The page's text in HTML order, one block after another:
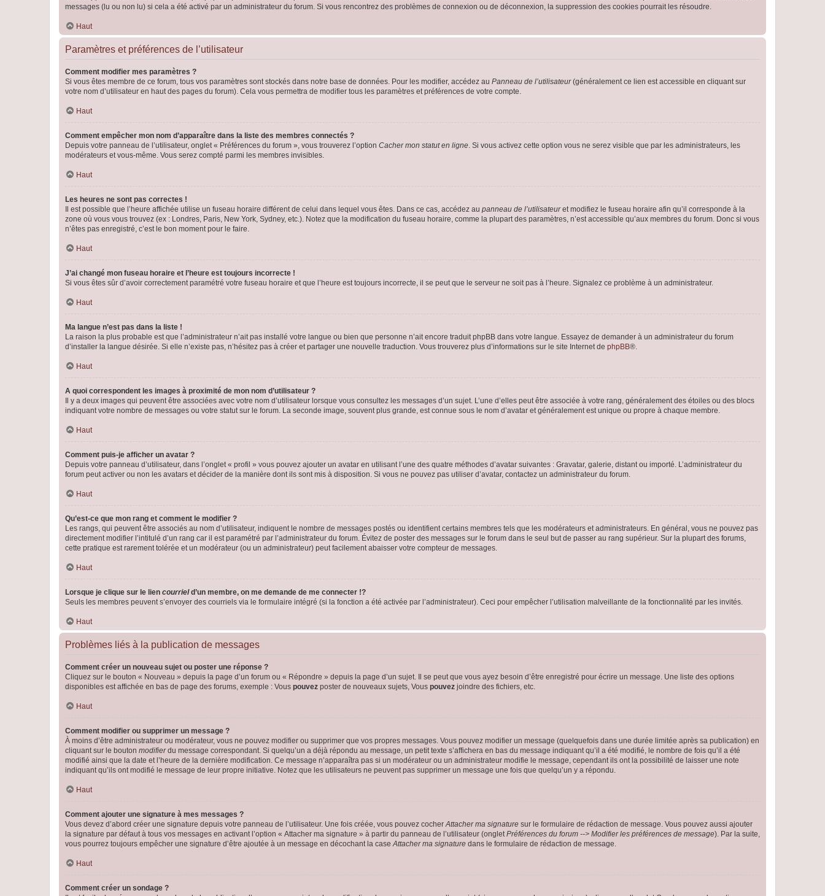
messages (lu ou non lu) si cela a été activé par un administrateur du forum. Si vous rencontrez des problèmes de connexion ou de déconnexion, la suppression des cookies pourrait les résoudre.
Haut
Paramètres et préférences de l’utilisateur
Comment modifier mes paramètres ?
Si vous êtes membre de ce forum, tous vos paramètres sont stockés dans notre base de données. Pour les modifier, accédez au Panneau de l’utilisateur(généralement ce lien est accessible en cliquant sur
votre nom d’utilisateur en haut des pages du forum). Cela vous permettra de modifier tous les paramètres et préférences de votre compte.
Haut
Comment empêcher mon nom d’apparaître dans la liste des membres connectés ?
Depuis votre panneau de l’utilisateur, onglet « Préférences du forum », vous trouverez l’option Cacher mon statut en ligne. Si vous activez cette option vous ne serez visible que par les administrateurs, les
modérateurs et vous-même. Vous serez compté parmi les membres invisibles.
Haut
Les heures ne sont pas correctes !
Il est possible que l’heure affichée utilise un fuseau horaire différent de celui dans lequel vous êtes. Dans ce cas, accédez au panneau de l’utilisateuret modifiez le fuseau horaire afin qu’il corresponde à la
zone où vous vous trouvez (ex : Londres, Paris, New York, Sydney, etc.). Notez que la modification du fuseau horaire, comme la plupart des paramètres, n’est accessible qu’aux membres du forum. Donc si vous
n’êtes pas enregistré, c’est le bon moment pour le faire.
Haut
J’ai changé mon fuseau horaire et l’heure est toujours incorrecte !
Si vous êtes sûr d’avoir correctement paramétré votre fuseau horaire et que l’heure est toujours incorrecte, il se peut que le serveur ne soit pas à l’heure. Signalez ce problème à un administrateur.
Haut
Ma langue n’est pas dans la liste !
La raison la plus probable est que l’administrateur n’ait pas installé votre langue ou bien que personne n’ait encore traduit phpBB dans votre langue. Essayez de demander à un administrateur du forum
d’installer la langue désirée. Si elle n’existe pas, n’hésitez pas à créer et partager une nouvelle traduction. Vous trouverez plus d’informations sur le site Internet de phpBB®.
Haut
A quoi correspondent les images à proximité de mon nom d’utilisateur ?
Il y a deux images qui peuvent être associées avec votre nom d’utilisateur lorsque vous consultez les messages d’un sujet. L’une d’elles peut être associée à votre rang, généralement des étoiles ou des blocs
indiquant votre nombre de messages ou votre statut sur le forum. La seconde image, souvent plus grande, est connue sous le nom d’avatar et généralement est unique ou propre à chaque membre.
Haut
Comment puis-je afficher un avatar ?
Depuis votre panneau d’utilisateur, dans l’onglet « profil » vous pouvez ajouter un avatar en utilisant l’une des quatre méthodes d’avatar suivantes : Gravatar, galerie, distant ou importé. L’administrateur du
forum peut activer ou non les avatars et décider de la manière dont ils sont mis à disposition. Si vous ne pouvez pas utiliser d’avatar, contactez un administrateur du forum.
Haut
Qu’est-ce que mon rang et comment le modifier ?
Les rangs, qui peuvent être associés au nom d’utilisateur, indiquent le nombre de messages postés ou identifient certains membres tels que les modérateurs et administrateurs. En général, vous ne pouvez pas
directement modifier l’intitulé d’un rang car il est paramétré par l’administrateur du forum. Évitez de poster des messages sur le forum dans le seul but de passer au rang supérieur. Sur la plupart des forums,
cette pratique est rarement tolérée et un modérateur (ou un administrateur) peut facilement abaisser votre compteur de messages.
Haut
Lorsque je clique sur le lien courrield’un membre, on me demande de me connecter !?
Seuls les membres peuvent s’envoyer des courriels via le formulaire intégré (si la fonction a été activée par l’administrateur). Ceci pour empêcher l’utilisation malveillante de la fonctionnalité par les invités.
Haut
Problèmes liés à la publication de messages
Comment créer un nouveau sujet ou poster une réponse ?
Cliquez sur le bouton « Nouveau » depuis la page d’un forum ou « Répondre » depuis la page d’un sujet. Il se peut que vous ayez besoin d’être enregistré pour écrire un message. Une liste des options
disponibles est affichée en bas de page des forums, exemple : Vous pouvez poster de nouveaux sujets, Vous pouvez joindre des fichiers, etc.
Haut
Comment modifier ou supprimer un message ?
À moins d’être administrateur ou modérateur, vous ne pouvez modifier ou supprimer que vos propres messages. Vous pouvez modifier un message (quelquefois dans une durée limitée après sa publication) en
cliquant sur le bouton modifierdu message correspondant. Si quelqu’un a déjà répondu au message, un petit texte s’affichera en bas du message indiquant qu’il a été modifié, le nombre de fois qu’il a été
modifié ainsi que la date et l’heure de la dernière modification. Ce message n’apparaîtra pas si un modérateur ou un administrateur modifie le message, cependant ils ont la possibilité de laisser une note
indiquant qu’ils ont modifié le message de leur propre initiative. Notez que les utilisateurs ne peuvent pas supprimer un message une fois que quelqu’un y a répondu.
Haut
Comment ajouter une signature à mes messages ?
Vous devez d’abord créer une signature depuis votre panneau de l’utilisateur. Une fois créée, vous pouvez cocherAttacher ma signature sur le formulaire de rédaction de message. Vous pouvez aussi ajouter
la signature par défaut à tous vos messages en activant l’option « Attacher ma signature » à partir du panneau de l’utilisateur (ongletPréférences du forum --> Modifier les préférences de message). Par la suite,
vous pourrez toujours empêcher une signature d’être ajoutée à un message en décochant la caseAttacher ma signature dans le formulaire de rédaction de message.
Haut
Comment créer un sondage ?